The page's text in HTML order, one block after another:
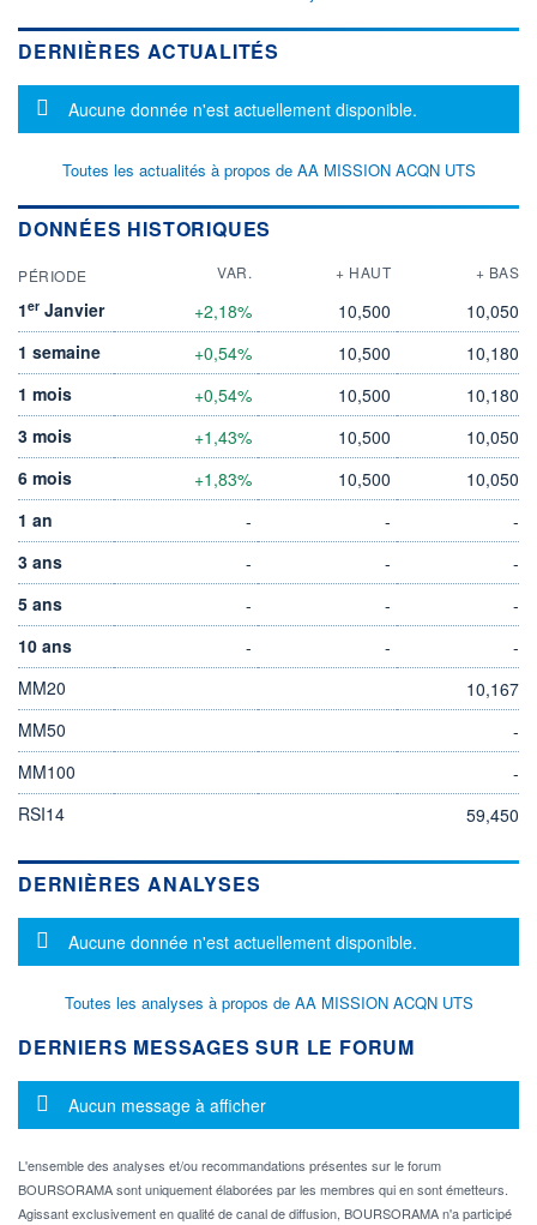
DERNIÈRES ACTUALITÉS
Message d'information
Aucune donnée n'est actuellement disponible.
Toutes les actualités à propos de AA MISSION ACQN UTS
DONNÉES HISTORIQUES
PÉRIODE VAR. + HAUT + BAS
1er Janvier +2,18% 10,500
10,050
1 semaine
+0,54% 10,500
10,180
1 mois
+0,54% 10,500
10,180
3 mois
+1,43% 10,500
10,050
6 mois
+1,83% 10,500
10,050
1 an
- -
-
3 ans
- -
-
5 ans
- -
-
10 ans
- -
-
MM20
10,167
MM50
-
MM100
-
RSI14
59,450
DERNIÈRES ANALYSES
Message d'information
Aucune donnée n'est actuellement disponible.
Toutes les analyses à propos de AA MISSION ACQN UTS
DERNIERS MESSAGES SUR LE FORUM
Message d'information
Aucun message à afficher
L'ensemble des analyses et/ou recommandations présentes sur le forum
BOURSORAMA sont uniquement élaborées par les membres qui en sont émetteurs.
Agissant exclusivement en qualité de canal de diffusion, BOURSORAMA n'a participé